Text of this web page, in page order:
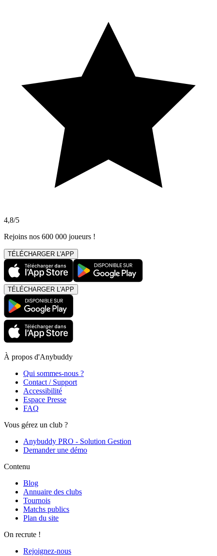
4,8/5
Rejoins nos 600 000 joueurs !
TÉLÉCHARGER L'APP
TÉLÉCHARGER L'APP
À propos d'Anybuddy
Qui sommes-nous ?
Contact / Support
Accessibilité
Espace Presse
FAQ
Vous gérez un club ?
Anybuddy PRO - Solution Gestion
Demander une démo
Contenu
Blog
Annuaire des clubs
Tournois
Matchs publics
Plan du site
On recrute !
Rejoignez-nous